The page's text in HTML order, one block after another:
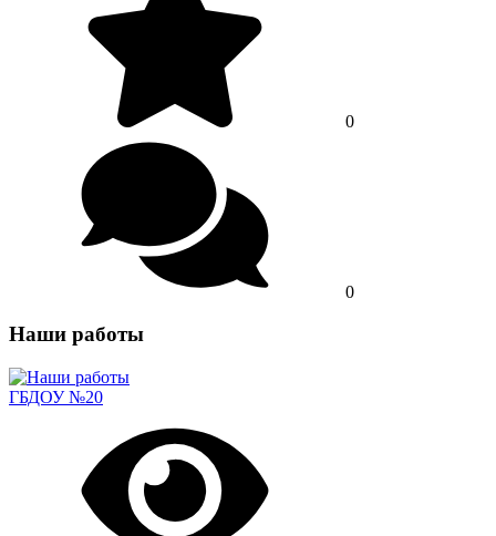
0
0
Наши работы
ГБДОУ №20